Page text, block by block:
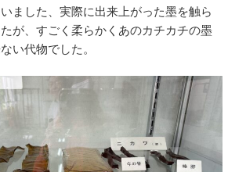
ました、実際に出来上がった墨を触ら
が、すごく柔らかくあのカチカチの墨
い代物でした。